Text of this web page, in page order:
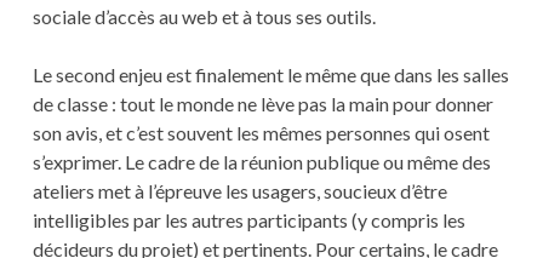
sociale d’accès au web et à tous ses outils.
Le second enjeu est finalement le même que dans les salles
de classe : tout le monde ne lève pas la main pour donner
son avis, et c’est souvent les mêmes personnes qui osent
s’exprimer. Le cadre de la réunion publique ou même des
ateliers met à l’épreuve les usagers, soucieux d’être
intelligibles par les autres participants (y compris les
décideurs du projet) et pertinents. Pour certains, le cadre